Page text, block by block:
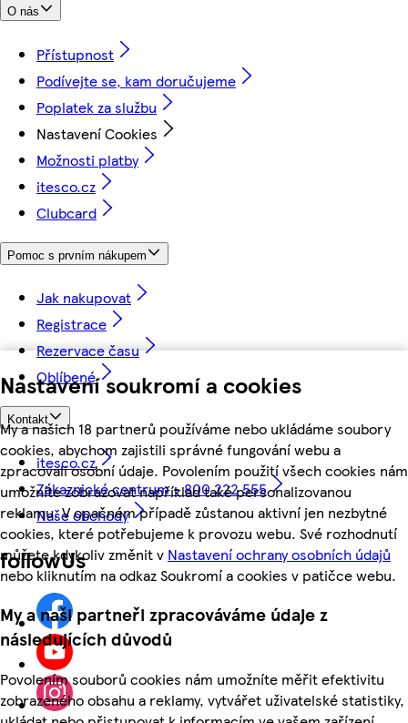
Nastavení soukromí a cookies
My a našich 18 partnerů používáme nebo ukládáme soubory
cookies, abychom zajistili správné fungování webu a
zpracovali osobní údaje. Povolením použití všech cookies nám
umožníte zobrazovat například také personalizovanou
reklamu. V opačném případě zůstanou aktivní jen nezbytné
cookies, které potřebujeme k provozu webu. Své rozhodnutí
můžete kdykoliv změnit v Nastavení ochrany osobních údajů
nebo kliknutím na odkaz Soukromí a cookies v patičce webu.
My a naši partneři zpracováváme údaje z
následujících důvodů
Povolením souborů cookies nám umožníte měřit efektivitu
zobrazeného obsahu a reklamy, vytvářet uživatelské statistiky,
O nás
Přístupnost
Podívejte se, kam doručujeme
Poplatek za službu
Nastavení Cookies
Možnosti platby
itesco.cz
Clubcard
Pomoc s prvním nákupem
Jak nakupovat
Registrace
Rezervace času
Oblíbené
Kontakt
itesco.cz
Zákaznické centrum - 800 222 555
Naše obchody
followUs